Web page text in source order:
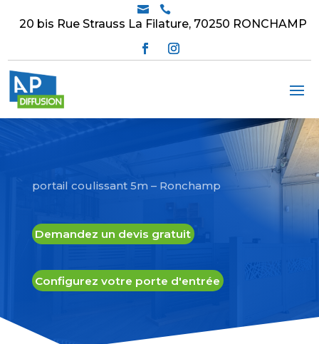
 
20 bis Rue Strauss La Filature, 70250 RONCHAMP
portail coulissant 5m – Ronchamp
Demandez un devis gratuit
Configurez votre porte d'entrée